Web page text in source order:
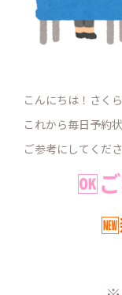
こんにちは！さく
これから毎日予約
ご参考にしてくだ
🆗